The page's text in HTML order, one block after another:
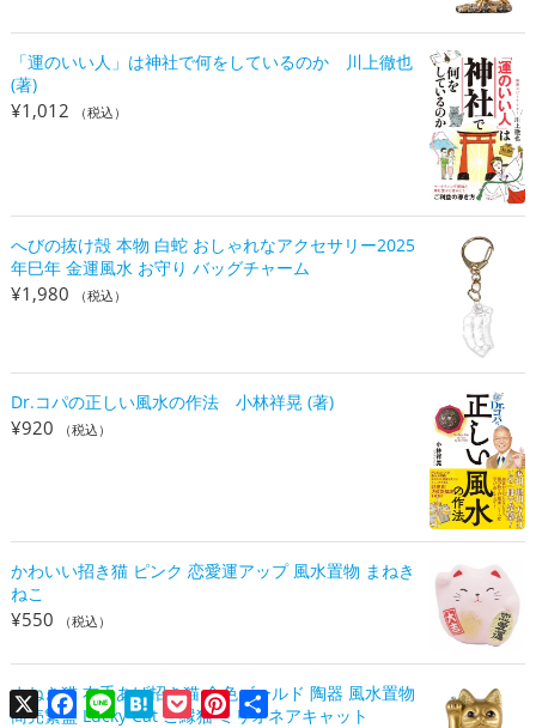
「運のいい人」は神社で何をしているのか 川上徹也
(著)
¥1,012 （税込）
へびの抜け殻 本物 白蛇 おしゃれなアクセサリー2025
年巳年 金運風水 お守り バッグチャーム
¥1,980 （税込）
Dr.コパの正しい風水の作法 小林祥晃 (著)
¥920 （税込）
かわいい招き猫 ピンク 恋愛運アップ 風水置物 まねき
ねこ
¥550 （税込）
まねき猫 右手あげ招き猫 金色ゴールド 陶器 風水置物
商売繁盛 Lucky Cat ご縁猫 ミリオネアキャット
X Facebook
Line HatenaPocketPinterest
共
有